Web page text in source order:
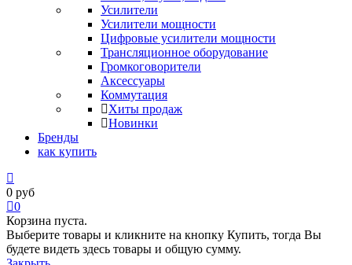
Усилители
Усилители мощности
Цифровые усилители мощности
Трансляционное оборудование
Громкоговорители
Аксессуары
Коммутация
Хиты продаж
Новинки
Бренды
как купить
0 руб
0
Корзина пуста.
Выберите товары и кликните на кнопку Купить, тогда Вы
будете видеть здесь товары и общую сумму.